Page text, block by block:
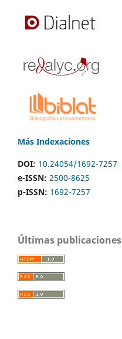
Más Indexaciones
DOI: 10.24054/1692-7257
e-ISSN: 2500-8625
p-ISSN: 1692-7257
Últimas publicaciones